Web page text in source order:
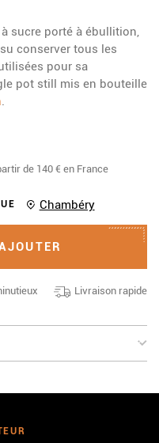
sucre porté à ébullition,
conserver tous les
pour sa
pot still mis en bouteille
.
de 140 € en France
Chambéry
Livraison rapide